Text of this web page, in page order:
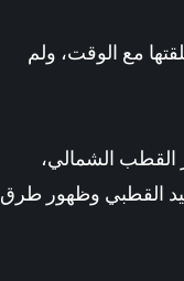
أغلقتها مع الوقت، ولم
القطب الشمالي،
القطبي وظهور طرق